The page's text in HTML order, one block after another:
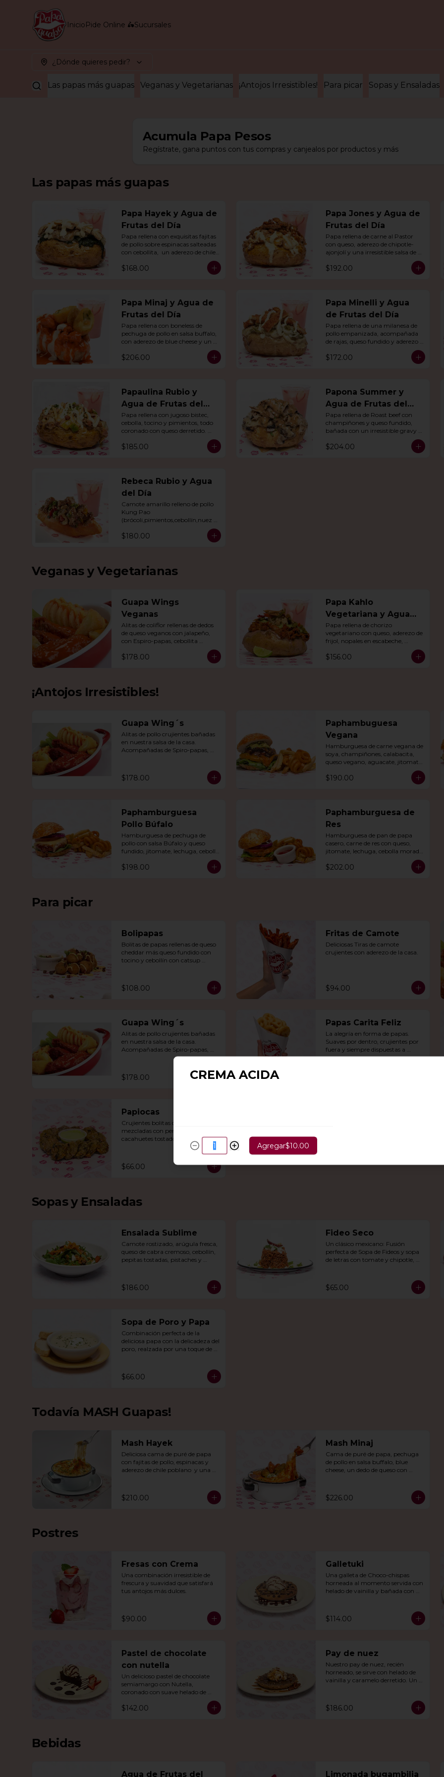
InicioPide Online 🛵Sucursales
¿Dónde quieres pedir?
Las papas más guapas Veganas y Vegetarianas ¡Antojos Irresistibles! Para picar Sopas y Ensaladas
Acumula Papa Pesos
Regístrate, gana puntos con tus compras y canjealos por productos y más
Las papas más guapas
Papa Hayek y Agua de
Frutas del Día
Papa rellena con exquisitas fajitas
de pollo sobre espinacas salteadas
con cebollita,  un aderezo de chile
Poblano. Acompañado de agua
del día.
$168.00
Papa Jones y Agua de
Frutas del Día
Papa rellena de carne al Pastor
con queso, aderezo de chipotle-
ajonjolí y una irresistible salsa de
agua del día.
$192.00
Papa Minaj y Agua de
Frutas del Día
Papa rellena con boneless de
pechuga de pollo en salsa buffalo,
con aderezo de blue cheese y un
dedo de queso relleno de jalapeño.
Con agua del día.
$206.00
Papa Minelli y Agua
de Frutas del Día
Papa rellena de una milanesa de
pollo empanizada, acompañada
de rajas, queso fundido y aderezo
de chile poblano. Acompañado de
agua del día.
$172.00
Papaulina Rubio y
Agua de Frutas del
Día
Papa rellena con jugoso bistec,
cebolla, tocino y pimientos, todo
coronado con queso derretido.
$185.00
Papona Summer y
Agua de Frutas del
Día
Papa rellena de Roast beef con
champiñones y queso fundido,
bañada con un irresistible gravy
de res, acompañado de agua del
día.
$204.00
Rebeca Rubio y Agua
del Día
Camote amarillo relleno de pollo
Kung Pao
(brócoli,pimientos,cebollín,nuez
India,cacahuate, ajonjolí en salsa
de soya y miel) con agua del día.
$180.00
Veganas y Vegetarianas
Guapa Wings
Veganas
Alitas de coliflor rellenas de dedos
de queso veganos con jalapeño,
con Espiro-papas, cebollita
cambray y bastones de apio y tu
salsa favorita.
$178.00
Papa Kahlo
Vegetariana y Agua
del dia
Papa rellena de chorizo
vegetariano con queso, aderezo de
frijol, nopales en escabeche,
maíz. Con agua del día.
$156.00
¡Antojos Irresistibles!
Guapa Wing´s
Alitas de pollo crujientes bañadas
en nuestra salsa de la casa.
Acompañadas de Spiro-papas,
$178.00
Paphambuguesa
Vegana
Hamburguesa de carne vegana de
soya, champiñones, calabacita,
queso vegano, aguacate, jitomate,
papas fritas y rizo.
$190.00
Paphamburguesa
Pollo Búfalo
Hamburguesa de pechuga de
pollo con salsa Búfalo y queso
fundido, jitomate, lechuga, cebolla
morada y nuestra salsa especial.
Con papas fritas y rizo.
$198.00
Paphamburguesa de
Res
Hamburguesa de pan de papa
casero, carne de res con queso,
jitomate, lechuga, cebolla morada
y nuestro aderezo. Acompañada
de papas fritas y rizo.
$202.00
Para picar
Bolipapas
Bolitas de papas rellenas de queso
cheddar más queso fundido con
tocino y cebollín con catsup
$108.00
Fritas de Camote
Deliciosas Tiras de camote
crujientes con aderezo de la casa.
$94.00
Guapa Wing´s
Alitas de pollo crujientes bañadas
en nuestra salsa de la casa.
Acompañadas de Spiro-papas,
bastones de apio y dedos de queso
$178.00
Papas Carita Feliz
La alegría en forma de papas.
Suaves por dentro, crujientes por
fuera y siempre dispuestas a
arrancarte una sonrisa.
Papiocas
Crujientes bolitas de papa
mezcladas con perlas de tapioca,
cacahuetes tostados y un toque de
Acompañadas con guacamole.
$66.00
Sopas y Ensaladas
Ensalada Sublime
Camote rostizado, arúgula fresca,
queso de cabra cremoso, cebollín,
pepitas tostadas, pistaches y
$186.00
Fideo Seco
Un clásico mexicano: Fusión
perfecta de Sopa de Fideos y sopa
de letras con tomate y chipotle,
$65.00
Sopa de Poro y Papa
Combinación perfecta de la
deliciosa papa con la delicadeza del
poro, realzada por una toque de
$66.00
Todavía MASH Guapas!
Mash Hayek
Deliciosa cama de puré de papa
con fajitas de pollo, espinacas y
aderezo de chile poblano  y una
$210.00
Mash Minaj
Cama de puré de papa, pechuga
de pollo en salsa buffalo, blue
cheese, un dedo de queso con
$226.00
Postres
Fresas con Crema
Una combinación irresistible de
frescura y suavidad que satisfará
tus antojos más dulces.
$90.00
Galletuki
Una galleta de Choco-chispas
horneada al momento servida con
helado de vainilla y bañada con
$114.00
Pastel de chocolate
con nutella
Un delicioso pastel de chocolate
semiamargo con Nutella,
coronado con suave helado de
$142.00
Pay de nuez
Nuestro pay de nuez, recién
horneado, se sirve con helado de
vainilla y caramelo derretido. Un
$186.00
Bebidas
Agua de Frutas del Limonada bugambilia
CREMA ACIDA
Agregar$10.00